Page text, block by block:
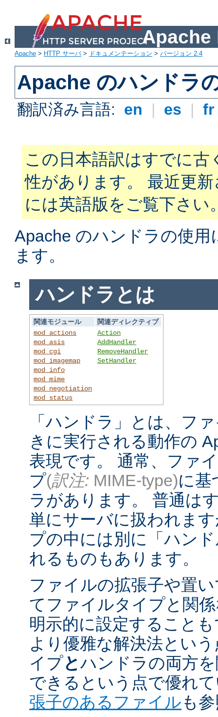
Apache
Apache > HTTP サーバ> ドキュメンテーション > バージョン 2.4
Apache のハンドラ
翻訳済み言語: en | es |
この日本語訳はすでに古
性があります。 最近更
には英語版をご覧下さい
Apache のハンドラの使
ます。
ハンドラとは
関連モジュール
関連ディレクティブ
mod_actions
mod_asis
mod_cgi
mod_imagemap
mod_info
mod_mime
mod_negotiation
mod_status
Action
AddHandler
RemoveHandler
SetHandler
「ハンドラ」とは、フ
きに実行される動作の
表現です。 通常、ファ
プ(訳注: MIME-type)に基
ラがあります。 普通は
単にサーバに扱われま
プの中には別に「ハン
れるものもあります。
ファイルの拡張子や置
てファイルタイプと関
明示的に設定すること
より優雅な解決法とい
イプとハンドラの両方
できるという点で優れ
張子のあるファイルも